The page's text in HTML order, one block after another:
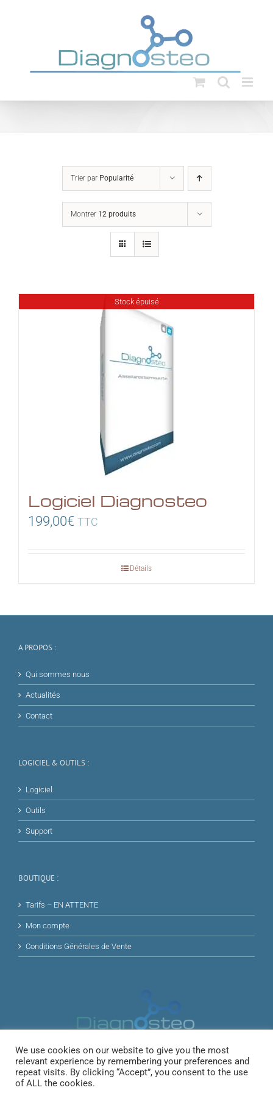
Trier par Popularité
Montrer 12 produits
Stock épuisé
Logiciel Diagnosteo
199,00€ TTC
Détails
A PROPOS :
Qui sommes nous
Actualités
Contact
LOGICIEL & OUTILS :
Logiciel
Outils
Support
BOUTIQUE :
Tarifs – EN ATTENTE
Mon compte
Conditions Générales de Vente
We use cookies on our website to give you the most
relevant experience by remembering your preferences and
repeat visits. By clicking “Accept”, you consent to the use
of ALL the cookies.